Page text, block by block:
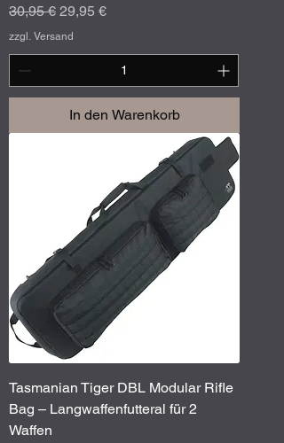
Standardpreis
30,95 € Sale-Preis
29,95 €
zzgl. Versand
In den Warenkorb
Tasmanian Tiger DBL Modular Rifle
Bag – Langwaffenfutteral für 2
Waffen